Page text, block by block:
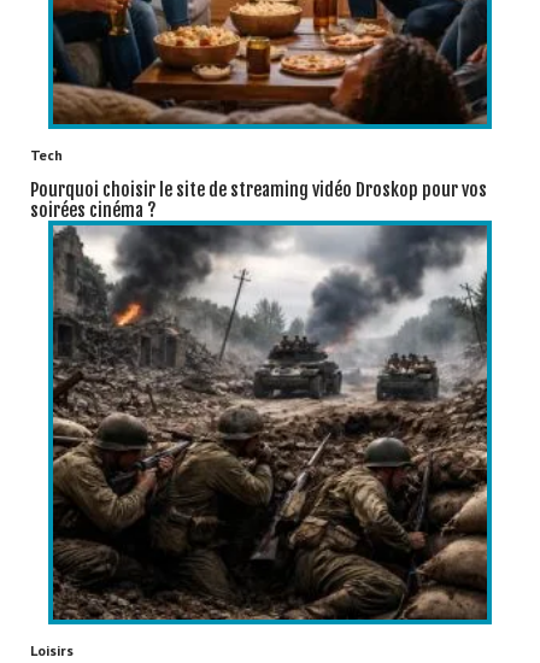
Tech
Pourquoi choisir le site de streaming vidéo Droskop pour vos
soirées cinéma ?
Loisirs